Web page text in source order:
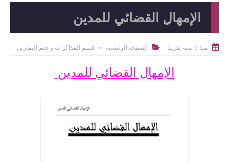
الإمهال القضائي للمدين
 منذ 6 سنة تقريبا  الصفحة الرئيسية قسم المذاكرات و ختم التمارين
الإمهال القضائي للمدين